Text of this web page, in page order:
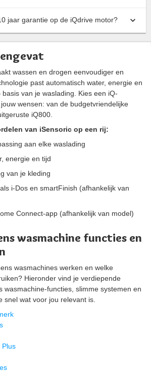
jaar garantie op de iQdrive motor?
wassen en drogen eenvoudiger en
past automatisch water, energie en
van je waslading. Kies een iQ-
wensen: van de budgetvriendelijke
iQ800.
van iSensoric op een rij:
aan elke waslading
energie en tijd
van je kleding
i-Dos en smartFinish (afhankelijk van
Connect-app (afhankelijk van model)
wasmachine functies en
wasmachines werken en welke
Hieronder vind je verdiepende
wasmachine-functies, slimme systemen en
snel wat voor jou relevant is.
Plus